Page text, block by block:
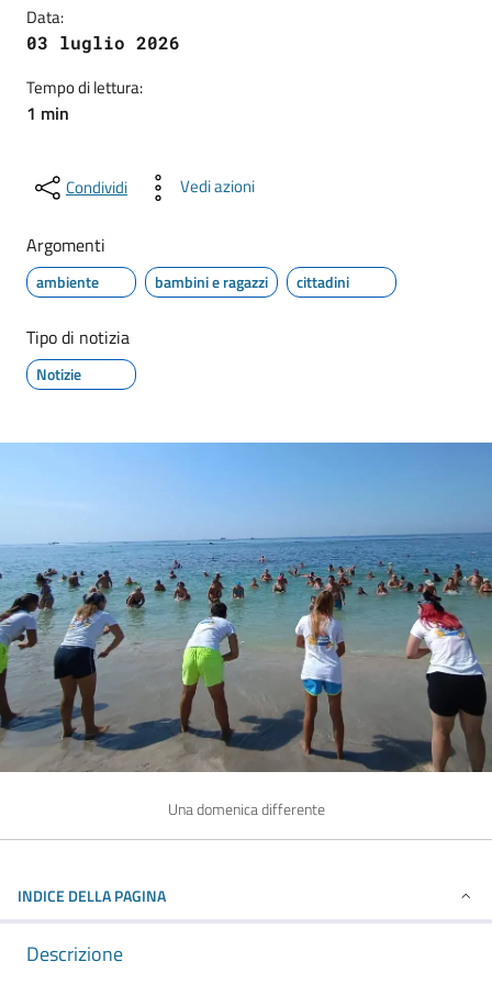
Data:
03 luglio 2026
Tempo di lettura:
1 min
Condividi Vedi azioni
Argomenti
ambiente bambini e ragazzi cittadini
Tipo di notizia
Notizie
Una domenica differente
INDICE DELLA PAGINA
Descrizione